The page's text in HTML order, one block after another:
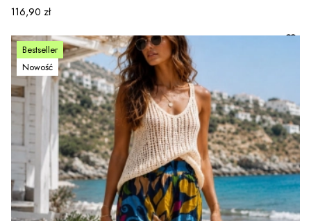
Cena
116,90 zł
Bestseller
Nowość